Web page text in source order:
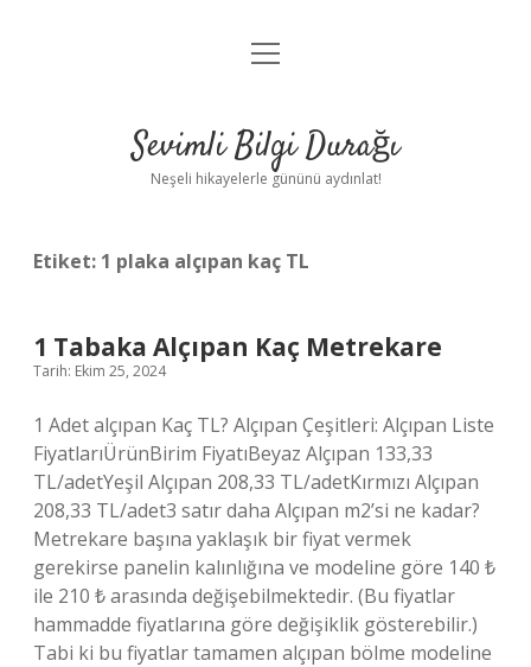
Anasayfa
Yasal Uyarı
menüyü
Sevimli Bilgi Durağı
Neşeli hikayelerle gününü aydınlat!
Etiket: 1 plaka alçıpan kaç TL
1 Tabaka Alçıpan Kaç Metrekare
Tarih: Ekim 25, 2024
1 Adet alçıpan Kaç TL? Alçıpan Çeşitleri: Alçıpan Liste
FiyatlarıÜrünBirim FiyatıBeyaz Alçıpan 133,33
TL/adetYeşil Alçıpan 208,33 TL/adetKırmızı Alçıpan
208,33 TL/adet3 satır daha Alçıpan m2’si ne kadar?
Metrekare başına yaklaşık bir fiyat vermek
gerekirse panelin kalınlığına ve modeline göre 140 ₺
ile 210 ₺ arasında değişebilmektedir. (Bu fiyatlar
hammadde fiyatlarına göre değişiklik gösterebilir.)
Tabi ki bu fiyatlar tamamen alçıpan bölme modeline